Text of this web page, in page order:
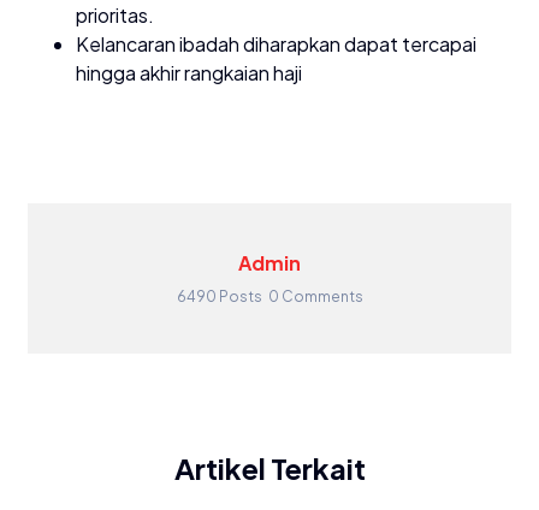
prioritas.
Kelancaran ibadah diharapkan dapat tercapai
hingga akhir rangkaian haji
Admin
6490 Posts 0 Comments
Artikel Terkait